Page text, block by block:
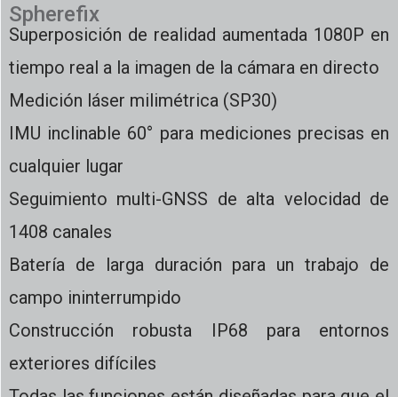
Spherefix
Superposición de realidad aumentada 1080P en
tiempo real a la imagen de la cámara en directo
Medición láser milimétrica (SP30)
IMU inclinable 60° para mediciones precisas en
cualquier lugar
Seguimiento multi-GNSS de alta velocidad de
1408 canales
Batería de larga duración para un trabajo de
campo ininterrumpido
Construcción robusta IP68 para entornos
exteriores difíciles